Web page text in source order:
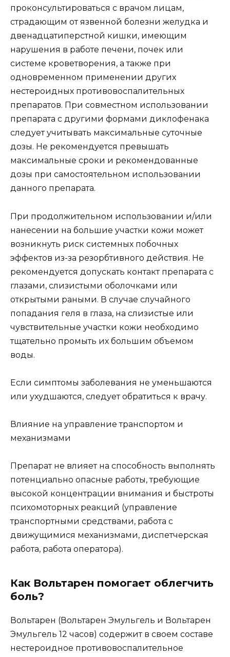
проконсультироваться с врачом лицам,
страдающим от язвенной болезни желудка и
двенадцатиперстной кишки, имеющим
нарушения в работе печени, почек или
системе кроветворения, а также при
одновременном применении других
нестероидных противовоспалительных
препаратов. При совместном использовании
препарата с другими формами диклофенака
следует учитывать максимальные суточные
дозы. Не рекомендуется превышать
максимальные сроки и рекомендованные
дозы при самостоятельном использовании
данного препарата.
При продолжительном использовании и/или
нанесении на большие участки кожи может
возникнуть риск системных побочных
эффектов из-за резорбтивного действия. Не
рекомендуется допускать контакт препарата с
глазами, слизистыми оболочками или
открытыми раными. В случае случайного
попадания геля в глаза, на слизистые или
чувствительные участки кожи необходимо
тщательно промыть их большим объемом
воды.
Если симптомы заболевания не уменьшаются
или ухудшаются, следует обратиться к врачу.
Влияние на управление транспортом и
механизмами
Препарат не влияет на способность выполнять
потенциально опасные работы, требующие
высокой концентрации внимания и быстроты
психомоторных реакций (управление
транспортными средствами, работа с
движущимися механизмами, диспетчерская
работа, работа оператора).
Как Вольтарен помогает облегчить
боль?
Вольтарен (Вольтарен Эмульгель и Вольтарен
Эмульгель 12 часов) содержит в своем составе
нестероидное противовоспалительное